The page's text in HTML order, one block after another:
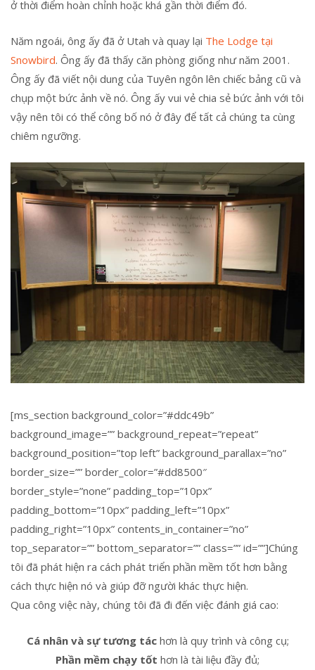
ở thời điểm hoàn chỉnh hoặc khá gần thời điểm đó.
Năm ngoái, ông ấy đã ở Utah và quay lại The Lodge tại
Snowbird. Ông ấy đã thấy căn phòng giống như năm 2001.
Ông ấy đã viết nội dung của Tuyên ngôn lên chiếc bảng cũ và
chụp một bức ảnh về nó. Ông ấy vui vẻ chia sẻ bức ảnh với tôi
vậy nên tôi có thể công bố nó ở đây để tất cả chúng ta cùng
chiêm ngưỡng.
[ms_section background_color=”#ddc49b”
background_image=”” background_repeat=”repeat”
background_position=”top left” background_parallax=”no”
border_size=”” border_color=”#dd8500″
border_style=”none” padding_top=”10px”
padding_bottom=”10px” padding_left=”10px”
padding_right=”10px” contents_in_container=”no”
top_separator=”” bottom_separator=”” class=”” id=””]Chúng
tôi đã phát hiện ra cách phát triển phần mềm tốt hơn bằng
cách thực hiện nó và giúp đỡ người khác thực hiện.
Qua công việc này, chúng tôi đã đi đến việc đánh giá cao:
Cá nhân và sự tương tác hơn là quy trình và công cụ;
Phần mềm chạy tốt hơn là tài liệu đầy đủ;